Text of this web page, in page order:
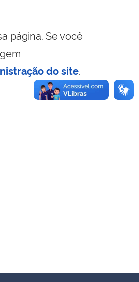
página. Se você
do site.